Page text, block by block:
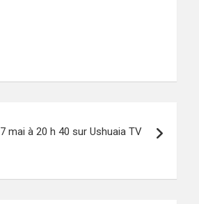
mai à 20 h 40 sur Ushuaia TV